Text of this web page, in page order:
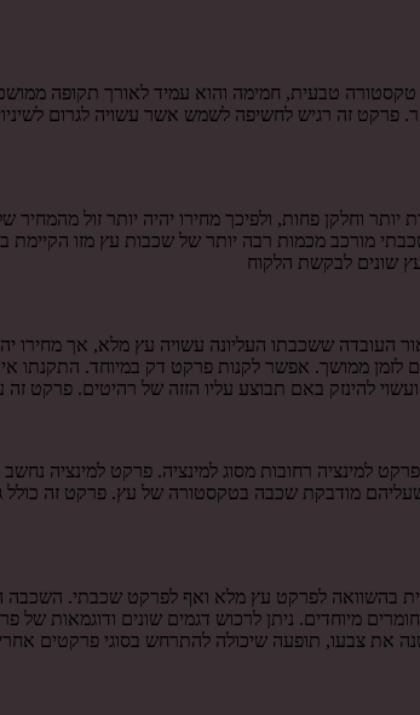
טבעית, חמימה והוא עמיד לאורך תקופה
זה רגיש לחשיפה לשמש אשר עשויה לגרום לשיניוי
וחלקן פחות, ולפיכך מחירו יהיה יותר זול מהמחיר
מורכב מכמות רבה יותר של שכבות עץ מזו
שונים לבקשת הלקוח
ששכבתו העליונה עשויה עץ מלא, אך מחירו
ממושך. אפשר לקנות פרקט דק במיוחד. התקנתו
להינזק באם תבוצע עליו הזזה של רהיטים. פרקט זה
למינציה רחובות מסוג למינציה. פרקט למינציה נחשב
מודבקת שכבה בטקסטורה של עץ. פרקט זה כולל
בהשוואה לפרקט עץ מלא ואף לפרקט שכבתי.
מיוחדים. ניתן לרכוש דגמים שונים ודוגמאות של
צבעו, תופעה שיכולה להתרחש בסוגי פרקטים